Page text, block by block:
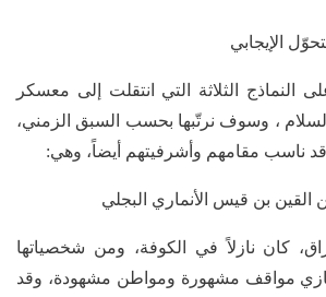
الإيجابي
النماذج الثلاثة التي انتقلت إلى معسكر
، وسوف نرتّبها بحسب السبق الزمني،
قد ناسب مقامهم وأشرفيتهم أيضاً، وهي:
القين بن قيس الأنماري البجلي
كان نازلاً في الكوفة، ومن شخصياتها
مواقف مشهورة ومواطن مشهودة، وقد